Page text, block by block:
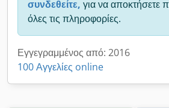
συνδεθείτε, για να αποκτήσετε
όλες τις πληροφορίες.
Εγγεγραμμένος από: 2016
100 Αγγελίες online